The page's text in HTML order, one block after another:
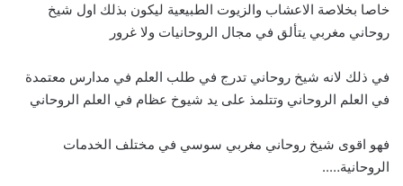
خاصا بخلاصة الاعشاب والزيوت الطبيعية ليكون بذلك اول شيخ
روحاني مغربي يتألق في مجال الروحانيات ولا غرور
في ذلك لانه شيخ روحاني تدرج في طلب العلم في مدارس معتمدة
في العلم الروحاني وتتلمذ على يد شيوخ عظام في العلم الروحاني
فهو اقوى شيخ روحاني مغربي سوسي في مختلف الخدمات
الروحانية…..